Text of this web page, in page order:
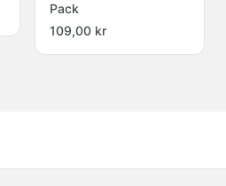
Pack
109,00 kr